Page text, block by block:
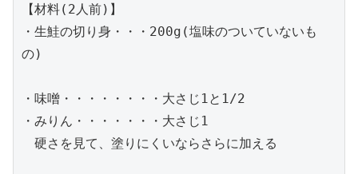
【材料(2人前)】
・生鮭の切り身・・・200g(塩味のついていないも
の)
・味噌・・・・・・・・大さじ1と1/2
・みりん・・・・・・・大さじ1
硬さを見て、塗りにくいならさらに加える